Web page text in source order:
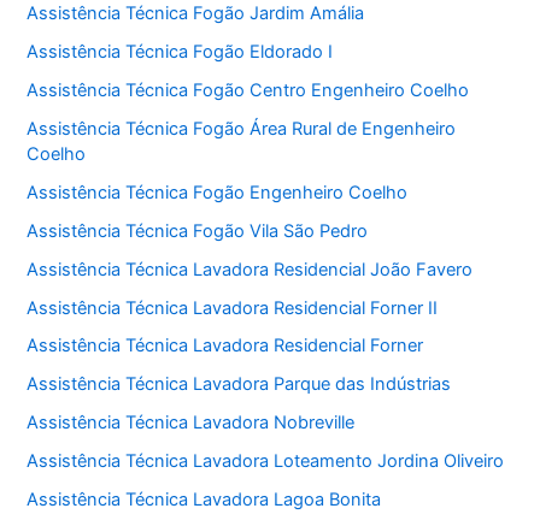
Assistência Técnica Fogão Jardim Amália
Assistência Técnica Fogão Eldorado I
Assistência Técnica Fogão Centro Engenheiro Coelho
Assistência Técnica Fogão Área Rural de Engenheiro
Coelho
Assistência Técnica Fogão Engenheiro Coelho
Assistência Técnica Fogão Vila São Pedro
Assistência Técnica Lavadora Residencial João Favero
Assistência Técnica Lavadora Residencial Forner II
Assistência Técnica Lavadora Residencial Forner
Assistência Técnica Lavadora Parque das Indústrias
Assistência Técnica Lavadora Nobreville
Assistência Técnica Lavadora Loteamento Jordina Oliveiro
Assistência Técnica Lavadora Lagoa Bonita